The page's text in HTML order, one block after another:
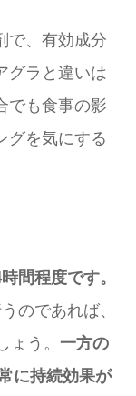
で、有効成分
グラと違いは
でも食事の影
グを気にする
間程度です。
のであれば、
う。 一方の
に持続効果が